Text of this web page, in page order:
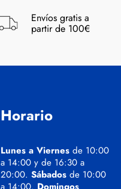
Envíos gratis a
partir de 100€
Horario
Lunes a Viernes de 10:00
a 14:00 y de 16:30 a
20:00. Sábados de 10:00
a 14:00. Domingos